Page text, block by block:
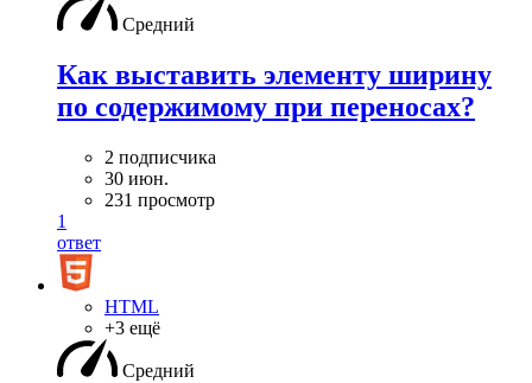
Средний
Как выставить элементу ширину
по содержимому при переносах?
2 подписчика
30 июн.
231 просмотр
1
ответ
HTML
+3 ещё
Средний